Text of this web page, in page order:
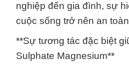
nghiệp đến gia đình, sự
cuộc sống trở nên an
**Sự tương tác đặc biệt
Sulphate Magnesium**